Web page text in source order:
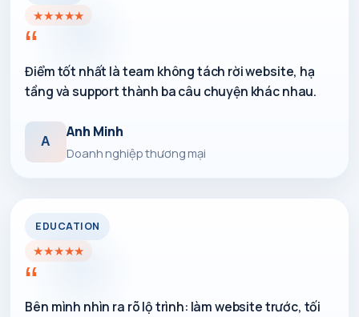
★★★★★
“
Điểm tốt nhất là team không tách rời website, hạ
tầng và support thành ba câu chuyện khác nhau.
A
Anh Minh
Doanh nghiệp thương mại
EDUCATION
★★★★★
“
Bên mình nhìn ra rõ lộ trình: làm website trước, tối